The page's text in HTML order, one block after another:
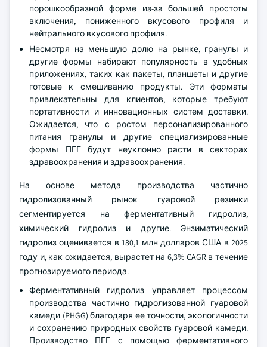
порошкообразной форме из-за большей простоты
включения, пониженного вкусового профиля и
нейтрального вкусового профиля.
Несмотря на меньшую долю на рынке, гранулы и
другие формы набирают популярность в удобных
приложениях, таких как пакеты, планшеты и другие
готовые к смешиванию продукты. Эти форматы
привлекательны для клиентов, которые требуют
портативности и инновационных систем доставки.
Ожидается, что с ростом персонализированного
питания гранулы и другие специализированные
формы ПГГ будут неуклонно расти в секторах
здравоохранения и здравоохранения.
На основе метода производства частично
гидролизованный рынок гуаровой резинки
сегментируется на ферментативный гидролиз,
химический гидролиз и другие. Энзиматический
гидролиз оценивается в 180,1 млн долларов США в 2025
году и, как ожидается, вырастет на 6,3% CAGR в течение
прогнозируемого периода.
Ферментативный гидролиз управляет процессом
производства частично гидролизованной гуаровой
камеди (PHGG) благодаря ее точности, экологичности
и сохранению природных свойств гуаровой камеди.
Производство ПГГ с помощью ферментативного